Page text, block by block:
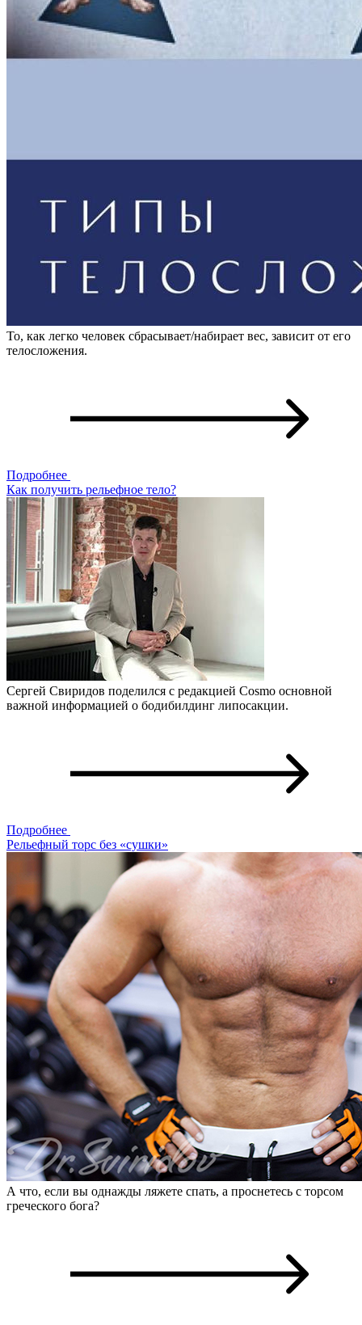
То, как легко человек сбрасывает/набирает вес, зависит от его
телосложения.
Подробнее
Как получить рельефное тело?
Сергей Свиридов поделился с редакцией Cosmo основной
важной информацией о бодибилдинг липосакции.
Подробнее
Рельефный торс без «сушки»
А что, если вы однажды ляжете спать, а проснетесь с торсом
греческого бога?